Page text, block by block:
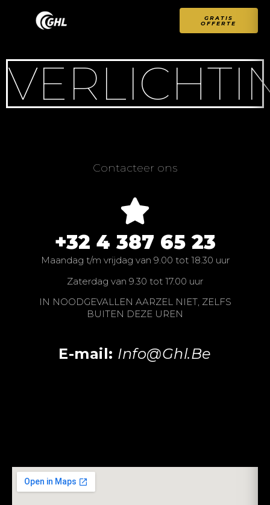
GRATIS
OFFERTE
Contacteer ons
+32 4 387 65 23
Maandag t/m vrijdag van 9.00 tot 18.30 uur
Zaterdag van 9.30 tot 17.00 uur
IN NOODGEVALLEN AARZEL NIET, ZELFS
BUITEN DEZE UREN
E-mail: Info@ghl.be